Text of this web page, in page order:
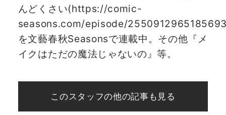
んどくさい(https://comic-
seasons.com/episode/
を文藝春秋Seasonsで連載中。その他『メ
イクはただの魔法じゃないの』等。
このスタッフの他の記事も見る